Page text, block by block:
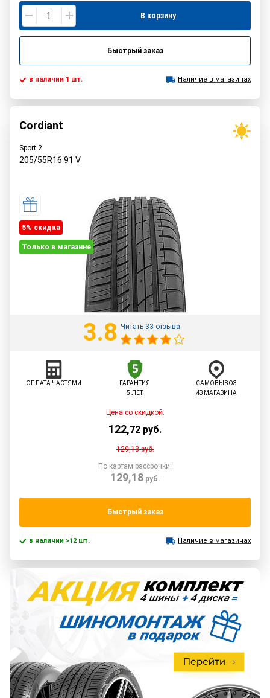
В корзину
Быстрый заказ
в наличии 1 шт. Наличие в магазинах
Cordiant
Sport 2
205/55R16 91 V
5% cкидка
Только в магазине
3.8 Читать 33 отзыва
ОПЛАТА ЧАСТЯМИ
ГАРАНТИЯ
5 ЛЕТ
САМОВЫВОЗ
ИЗ МАГАЗИНА
Цена со скидкой:
122,72 руб.
129,18руб.
По картам рассрочки:
129,18руб.
Быстрый заказ
в наличии >12 шт. Наличие в магазинах